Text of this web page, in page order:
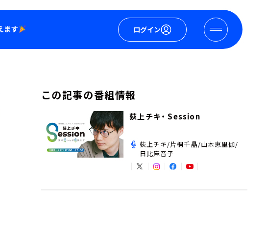
ログイン
この記事の番組情報
荻上チキ・ Session
荻上チキ/片桐千晶/山本恵里伽/
日比麻音子